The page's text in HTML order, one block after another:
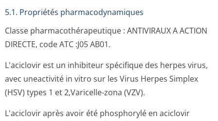
5.1. Propriétés pharmacodynami­ques
Classe pharmacothéra­peutique : ANTIVIRAUX A ACTION
DIRECTE, code ATC :J05 AB01.
L'aciclovir est un inhibiteur spécifique des herpes virus,
avec uneactivité in vitro sur les Virus Herpes Simplex
(HSV) types 1 et 2,Varicelle-zona (VZV).
L'aciclovir après avoir été phosphorylé en aciclovir